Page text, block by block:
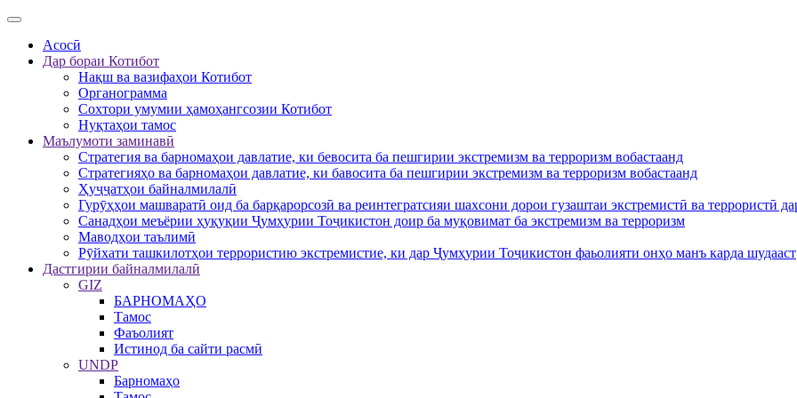
Асосӣ
Дар бораи Котибот
Нақш ва вазифаҳои Котибот
Органограмма
Сохтори умумии ҳамоҳангсозии Котибот
Нуқтаҳои тамос
Маълумоти заминавӣ
Стратегия ва барномаҳои давлатие, ки бевосита ба пешгирии экстремизм ва терроризм вобастаанд
Стратегияҳо ва барномаҳои давлатие, ки бавосита ба пешгирии экстремизм ва терроризм вобастаанд
Ҳуҷҷатҳои байналмилалӣ
Гурӯҳҳои машваратӣ оид ба барқарорсозӣ ва реинтегратсияи шахсони дорои гузаштаи экстремистӣ ва террористӣ
Санадҳои меъёрии ҳуқуқии Ҷумҳурии Тоҷикистон доир ба муқовимат ба экстремизм ва терроризм
Маводҳои таълимӣ
Рӯйхати ташкилотҳои террористию экстремистие, ки дар Ҷумҳурии Тоҷикистон фаьолияти онҳо манъ карда шудааст
Дастгирии байналмилалӣ
GIZ
БАРНОМАҲО
Тамос
Фаъолият
Истинод ба сайти расмӣ
UNDP
Барномаҳо